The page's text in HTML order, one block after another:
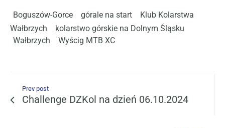
Boguszów-Gorce górale na start
Klub Kolarstwa
Wałbrzych
kolarstwo górskie na Dolnym Śląsku
Wałbrzych
Wyścig MTB XC
Prev post
Challenge DZKol na dzień 06.10.2024